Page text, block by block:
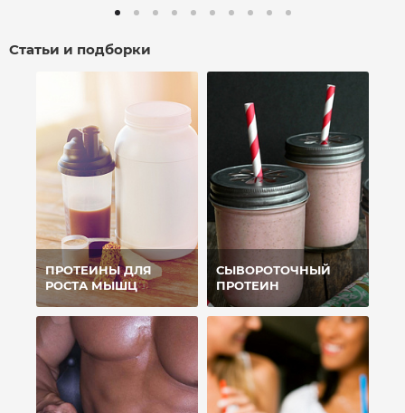
Статьи и подборки
ПРОТЕИНЫ ДЛЯ
РОСТА МЫШЦ
СЫВОРОТОЧНЫЙ
ПРОТЕИН